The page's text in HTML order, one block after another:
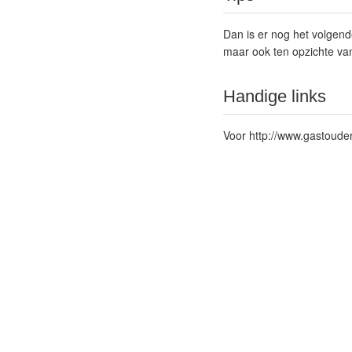
Dan is er nog het
maar ook ten opzichte
Handige links
Voor http://